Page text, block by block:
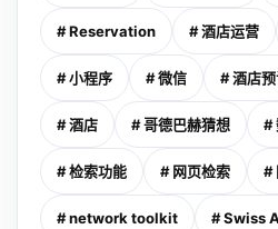
# Reservation # 酒店运营
# 小程序 # 微信 # 酒店
# 酒店 # 哥德巴赫猜想 #
# 检索功能 # 网页检索 #
# network toolkit # Swiss